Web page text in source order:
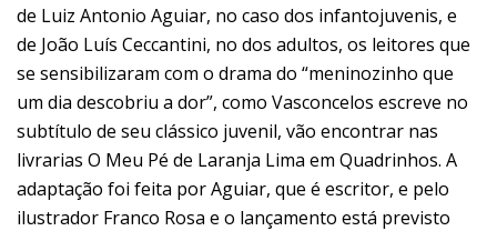
de Luiz Antonio Aguiar, no caso dos infantojuvenis, e
de João Luís Ceccantini, no dos adultos, os leitores que
se sensibilizaram com o drama do “meninozinho que
um dia descobriu a dor”, como Vasconcelos escreve no
subtítulo de seu clássico juvenil, vão encontrar nas
livrarias O Meu Pé de Laranja Lima em Quadrinhos. A
adaptação foi feita por Aguiar, que é escritor, e pelo
ilustrador Franco Rosa e o lançamento está previsto